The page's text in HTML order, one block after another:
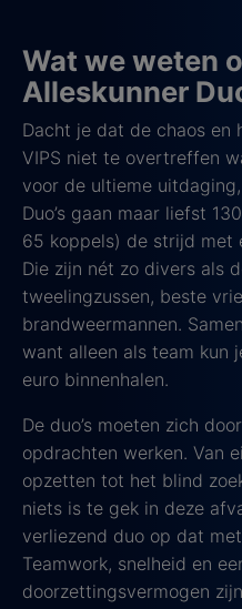
Wat we weten
Alleskunner
Dacht je dat de chaos en
VIPS niet te overtreffen
voor de ultieme
Duo’s gaan maar liefst
65 koppels) de strijd met
Die zijn nét zo divers als
tweelingzussen, beste
brandweermannen.
want alleen als team kun
euro binnenhalen.
De duo’s moeten zich
opdrachten werken. Van
opzetten tot het blind
niets is te gek in deze
verliezend duo op dat
Teamwork, snelheid en
doorzettingsvermogen